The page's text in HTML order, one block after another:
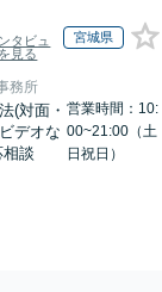
タビュ
見る
宮城県
務所
(対面・
デオな
相談
営業時間：10:
00~21:00（土
日祝日）